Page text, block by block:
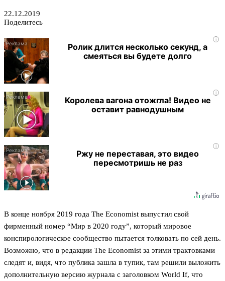
22.12.2019
Поделитесь
i
Ролик длится несколько секунд, а
смеяться вы будете долго
i
Королева вагона отожгла! Видео не
оставит равнодушным
i
Ржу не переставая, это видео
пересмотришь не раз
В конце ноября 2019 года The Economist выпустил свой
фирменный номер “Мир в 2020 году”, который мировое
конспирологическое сообщество пытается толковать по сей день.
Возможно, что в редакции The Economist за этими трактовками
следят и, видя, что публика зашла в тупик, там решили выложить
дополнительную версию журнала с заголовком World If, что